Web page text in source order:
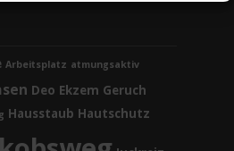
Arbeitsplatz atmungsaktiv
Deo Ekzem Geruch
Hausstaub Hautschutz